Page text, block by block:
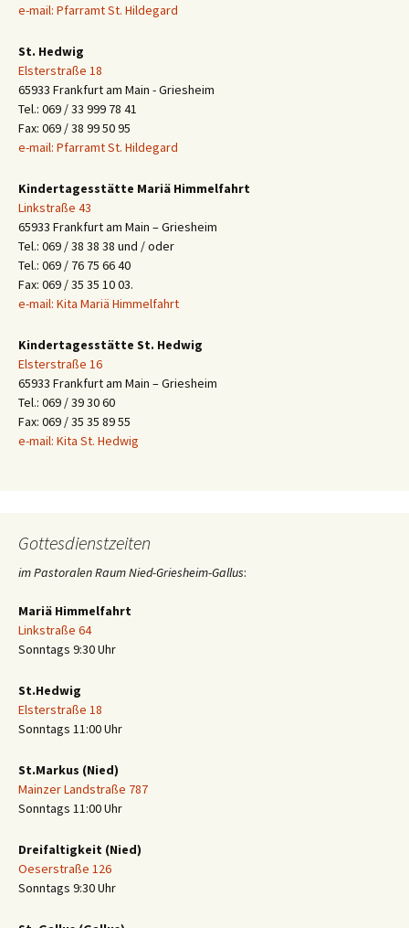
e-mail: Pfarramt St. Hildegard
St. Hedwig
Elsterstraße 18
65933 Frankfurt am Main - Griesheim
Tel.: 069 / 33 999 78 41
Fax: 069 / 38 99 50 95
e-mail: Pfarramt St. Hildegard
Kindertagesstätte Mariä Himmelfahrt
Linkstraße 43
65933 Frankfurt am Main – Griesheim
Tel.: 069 / 38 38 38 und / oder
Tel.: 069 / 76 75 66 40
Fax: 069 / 35 35 10 03.
e-mail: Kita Mariä Himmelfahrt
Kindertagesstätte St. Hedwig
Elsterstraße 16
65933 Frankfurt am Main – Griesheim
Tel.: 069 / 39 30 60
Fax: 069 / 35 35 89 55
e-mail: Kita St. Hedwig
Gottesdienstzeiten
im Pastoralen Raum Nied-Griesheim-Gallus:
Mariä Himmelfahrt
Linkstraße 64
Sonntags 9:30 Uhr
St.Hedwig
Elsterstraße 18
Sonntags 11:00 Uhr
St.Markus (Nied)
Mainzer Landstraße 787
Sonntags 11:00 Uhr
Dreifaltigkeit (Nied)
Oeserstraße 126
Sonntags 9:30 Uhr